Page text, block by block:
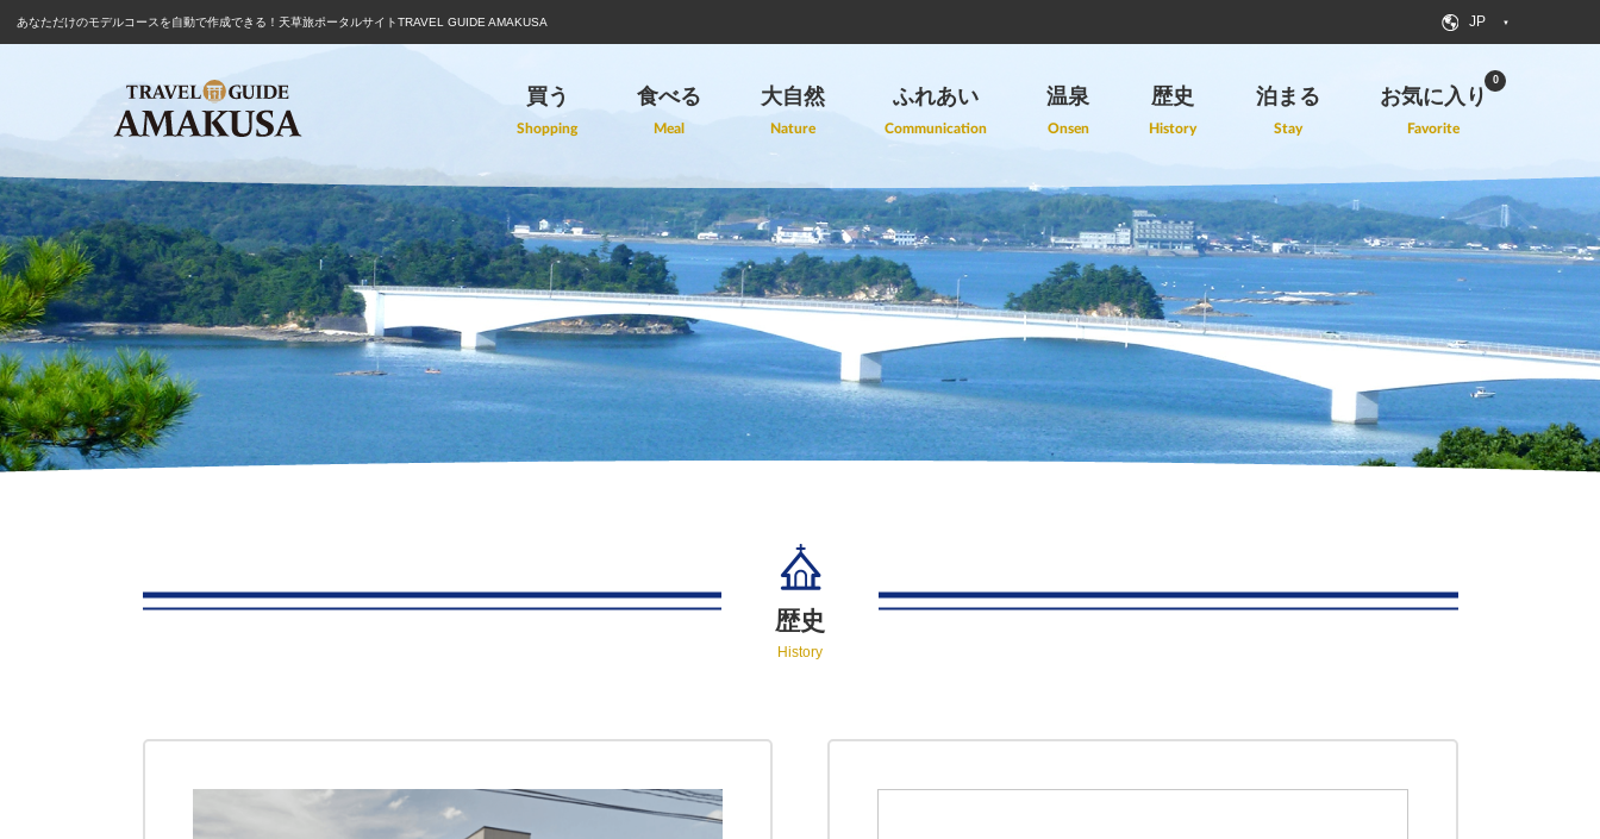
あなただけのモデルコースを自動で作成できる！ 天草旅ポータルサイトTRAVEL GUIDE AMAKUSA JP
買う
Shopping
食べる
Meal
大自然
Nature
ふれあい
Communication
温泉
Onsen
歴史
History
泊まる
Stay
お気に入り
Favorite
0
歴史
History